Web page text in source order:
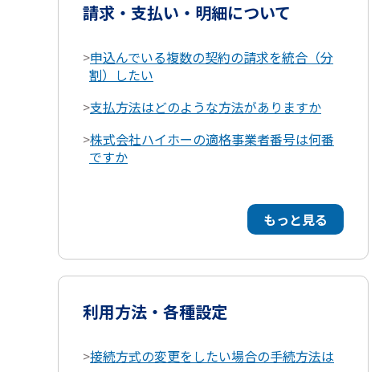
請求・支払い・明細について
>申込んでいる複数の契約の請求を統合（分
割）したい
>支払方法はどのような方法がありますか
>株式会社ハイホーの適格事業者番号は何番
ですか
もっと見る
利用方法・各種設定
>接続方式の変更をしたい場合の手続方法は